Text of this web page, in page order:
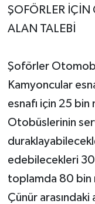
ŞOFÖRLER
ALAN TALEBİ
Şoförler
Kamyoncular
esnafı için 25
Otobüslerinin
edebilecekleri
toplamda 80 bin
Çünür arasındaki
KÜLTÜR
MAGAZİN
Oyun
POLİTİKA
RESMİ
SAĞLIK